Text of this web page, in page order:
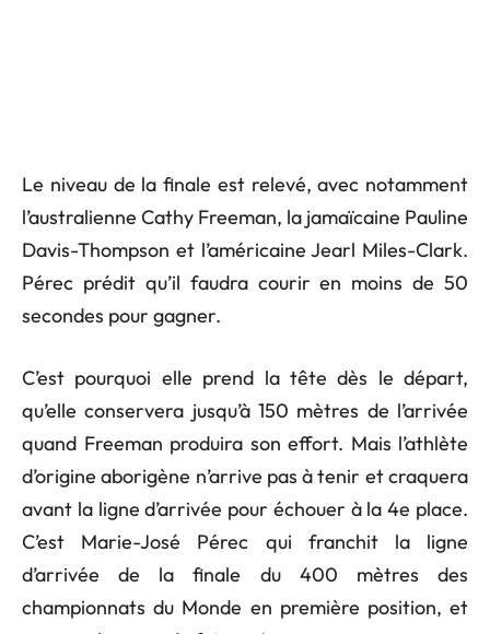
Le niveau de la finale est relevé, avec notamment
l’australienne Cathy Freeman, la jamaïcaine Pauline
Davis-Thompson et l’américaine Jearl Miles-Clark.
Pérec prédit qu’il faudra courir en moins de 50
secondes pour gagner.
C’est pourquoi elle prend la tête dès le départ,
qu’elle conservera jusqu’à 150 mètres de l’arrivée
quand Freeman produira son effort. Mais l’athlète
d’origine aborigène n’arrive pas à tenir et craquera
avant la ligne d’arrivée pour échouer à la 4e place.
C’est Marie-José Pérec qui franchit la ligne
d’arrivée de la finale du 400 mètres des
championnats du Monde en première position, et